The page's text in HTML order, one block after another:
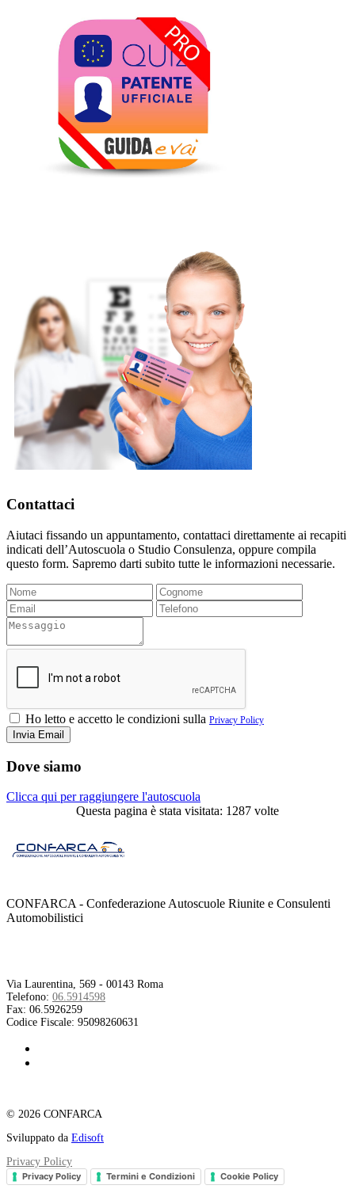
Contattaci
Aiutaci fissando un appuntamento, contattaci direttamente ai recapiti
indicati dell’Autoscuola o Studio Consulenza, oppure compila
questo form. Sapremo darti subito tutte le informazioni necessarie.
Ho letto e accetto le condizioni sulla Privacy Policy
Dove siamo
Clicca qui per raggiungere l'autoscuola
Questa pagina è stata visitata: 1287 volte
CONFARCA - Confederazione Autoscuole Riunite e Consulenti
Automobilistici
Via Laurentina, 569 - 00143 Roma
Telefono: 06.5914598
Fax: 06.5926259
Codice Fiscale: 95098260631
© 2026 CONFARCA
Sviluppato da Edisoft
Privacy Policy
Privacy Policy Termini e Condizioni Cookie Policy